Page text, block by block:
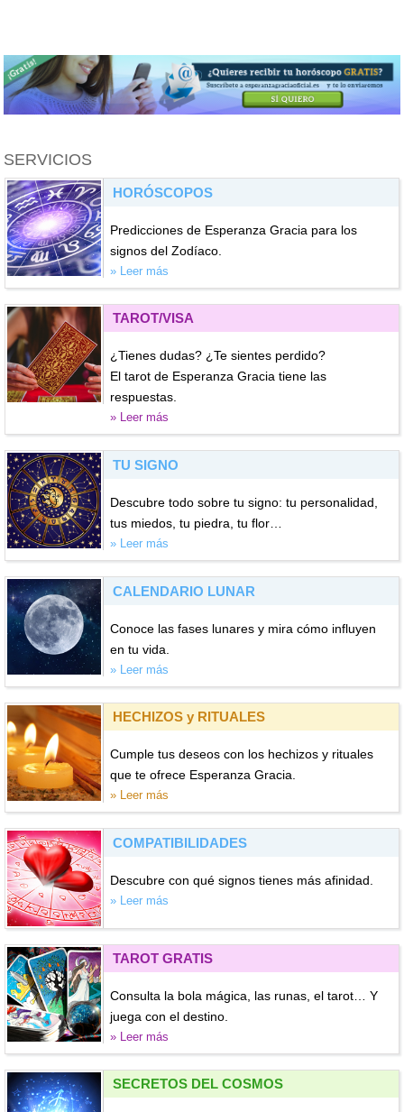
SERVICIOS
HORÓSCOPOS
Predicciones de Esperanza Gracia para los
signos del Zodíaco.
» Leer más
TAROT/VISA
¿Tienes dudas? ¿Te sientes perdido?
El tarot de Esperanza Gracia tiene las
respuestas.
» Leer más
TU SIGNO
Descubre todo sobre tu signo: tu personalidad,
tus miedos, tu piedra, tu flor…
» Leer más
CALENDARIO LUNAR
Conoce las fases lunares y mira cómo influyen
en tu vida.
» Leer más
HECHIZOS y RITUALES
Cumple tus deseos con los hechizos y rituales
que te ofrece Esperanza Gracia.
» Leer más
COMPATIBILIDADES
Descubre con qué signos tienes más afinidad.
» Leer más
TAROT GRATIS
Consulta la bola mágica, las runas, el tarot… Y
juega con el destino.
» Leer más
SECRETOS DEL COSMOS